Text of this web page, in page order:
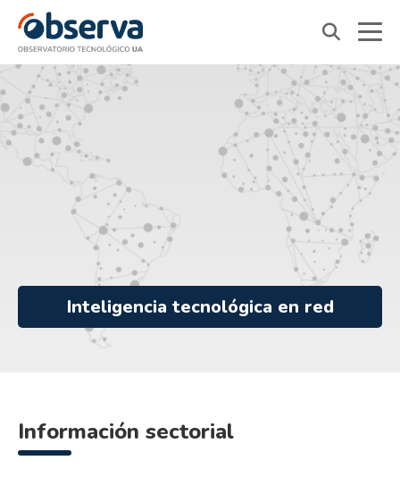
OVTT
Inteligencia tecnológica en red
Información sectorial